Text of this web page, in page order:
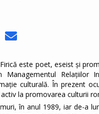
este poet, eseist și
Managementul
culturală. În prezent
la promovarea culturii
în anul 1989, iar de-a